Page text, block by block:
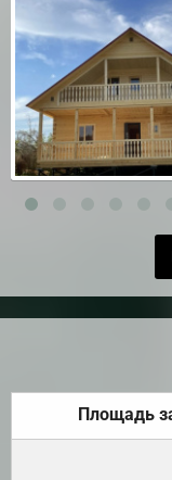
Площадь